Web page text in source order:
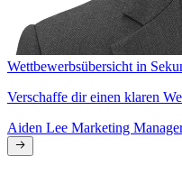
Wettbewerbsübersicht in
Verschaffe dir einen klaren
Aiden Lee Marketing